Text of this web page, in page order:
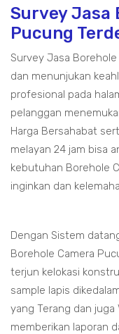
Survey Jasa
Pucung
Survey Jasa
dan menunjukan
profesional pada
pelanggan
Harga Bersahabat
melayan 24 jam bisa
kebutuhan Borehole
inginkan dan
Dengan Sistem
Borehole Camera
terjun kelokasi
sample lapis
yang Terang dan
memberikan laporan